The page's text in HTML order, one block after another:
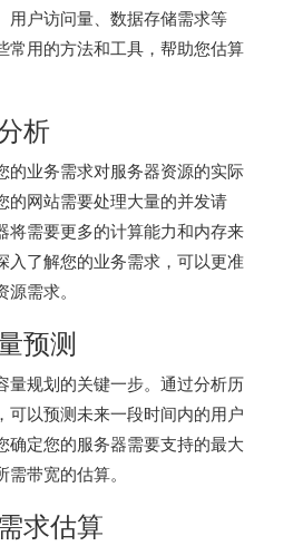
用户访问量、数据存储需求等
常用的方法和工具，帮助您估算
析
的业务需求对服务器资源的实际
的网站需要处理大量的并发请
将需要更多的计算能力和内存来
入了解您的业务需求，可以更准
需求。
预测
量规划的关键一步。通过分析历
可以预测未来一段时间内的用户
确定您的服务器需要支持的最大
带宽的估算。
求估算